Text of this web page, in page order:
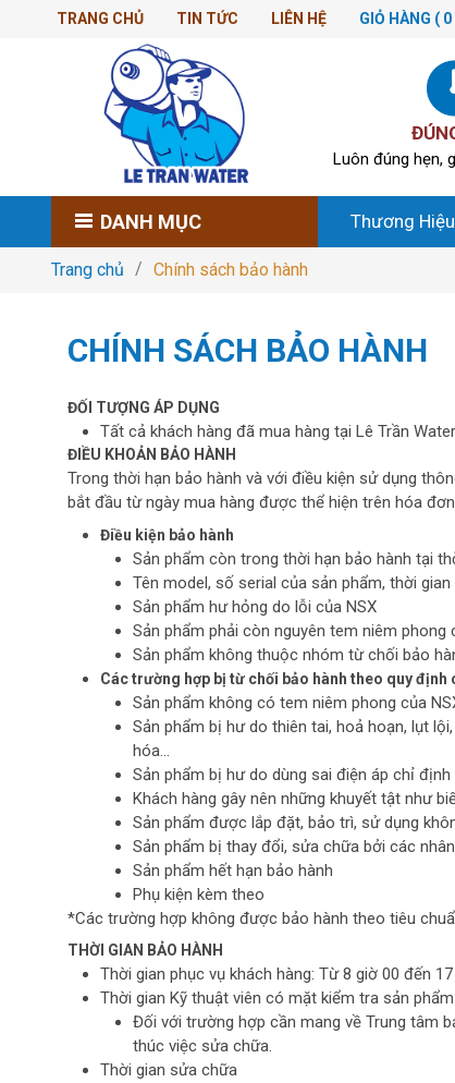
TRANG CHỦ TIN TỨC LIÊN HỆ GIỎ HÀNG ( 0
Luôn đúng hẹn,
DANH MỤC Thương Hiệu
Trang chủ Chính sách bảo hành
CHÍNH SÁCH BẢO HÀNH
ĐỐI TƯỢNG ÁP DỤNG
Tất cả khách hàng đã mua hàng tại Lê Trần Water
ĐIỀU KHOẢN BẢO HÀNH
Trong thời hạn bảo hành và với điều kiện sử dụng
bắt đầu từ ngày mua hàng được thể hiện trên hóa
Điều kiện bảo hành
Sản phẩm còn trong thời hạn bảo hành tại
Tên model, số serial của sản phẩm, thời
Sản phẩm hư hỏng do lỗi của NSX
Sản phẩm phải còn nguyên tem niêm phong
Sản phẩm không thuộc nhóm từ chối bảo
Các trường hợp bị từ chối bảo hành theo quy định
Sản phẩm không có tem niêm phong của
Sản phẩm bị hư do thiên tai, hoả hoạn, lụt
hóa...
Sản phẩm bị hư do dùng sai điện áp chỉ định
Khách hàng gây nên những khuyết tật như
Sản phẩm được lắp đặt, bảo trì, sử dụng
Sản phẩm bị thay đổi, sửa chữa bởi các
Sản phẩm hết hạn bảo hành
Phụ kiện kèm theo
*Các trường hợp không được bảo hành theo tiêu
THỜI GIAN BẢO HÀNH
Thời gian phục vụ khách hàng: Từ 8 giờ 00 đến
Thời gian Kỹ thuật viên có mặt kiểm tra sản
Đối với trường hợp cần mang về Trung tâm
thúc việc sửa chữa.
Thời gian sửa chữa